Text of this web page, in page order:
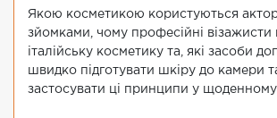
Якою косметикою користуються
зйомками, чому професійні візажисти
італійську косметику та, які засоби
швидко підготувати шкіру до камери
застосувати ці принципи у щоденному